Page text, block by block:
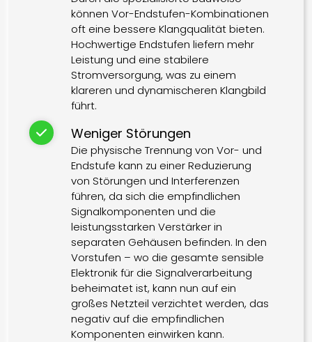
können Vor-Endstufen-Kombinationen
oft eine bessere Klangqualität bieten.
Hochwertige Endstufen liefern mehr
Leistung und eine stabilere
Stromversorgung, was zu einem
klareren und dynamischeren Klangbild
führt.
Weniger Störungen
Die physische Trennung von Vor- und
Endstufe kann zu einer Reduzierung
von Störungen und Interferenzen
führen, da sich die empfindlichen
Signalkomponenten und die
leistungsstarken Verstärker in
separaten Gehäusen befinden. In den
Vorstufen – wo die gesamte sensible
Elektronik für die Signalverarbeitung
beheimatet ist, kann nun auf ein
großes Netzteil verzichtet werden, das
negativ auf die empfindlichen
Komponenten einwirken kann.